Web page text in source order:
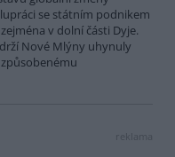
se státním podnikem
v dolní části Dyje.
Nové Mlýny uhynuly
reklama